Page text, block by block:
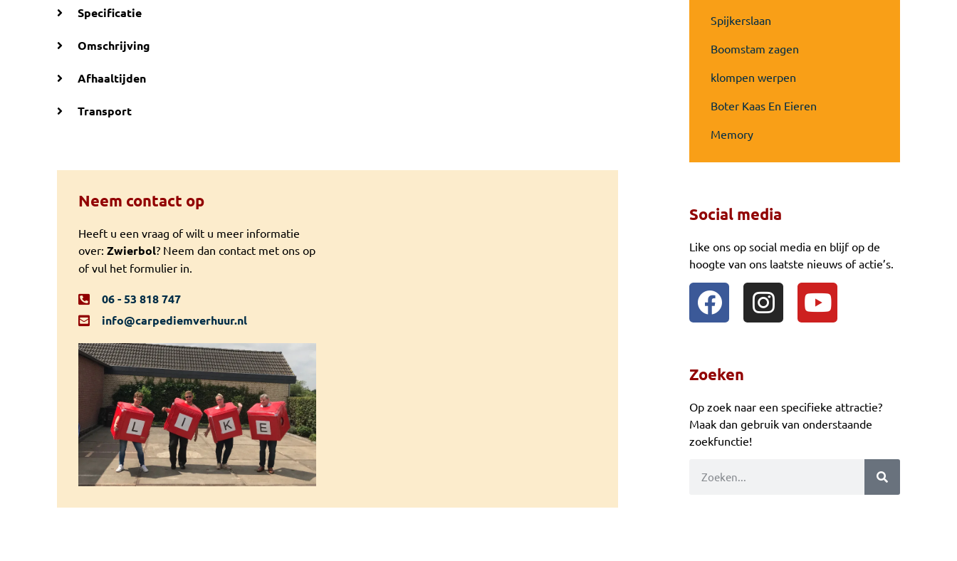
Specificatie
Omschrijving
Afhaaltijden
Transport
Neem contact op
Heeft u een vraag of wilt u meer informatie
over: Zwierbol? Neem dan contact met ons op
of vul het formulier in.
06 - 53 818 747
info@carpediemverhuur.nl
Spijkerslaan
Boomstam zagen
klompen werpen
Boter Kaas En Eieren
Memory
Social media
Like ons op social media en blijf op de
hoogte van ons laatste nieuws of actie’s.
Zoeken
Op zoek naar een specifieke attractie?
Maak dan gebruik van onderstaande
zoekfunctie!